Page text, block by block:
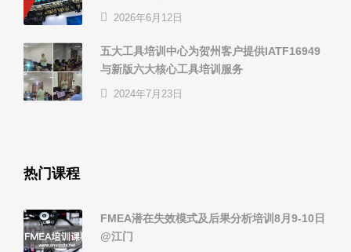
2026年6月12日
五大工具培训中心为贺州客户提供IATF16949
与新版六大核心工具培训服务
2024年7月23日
热门课程
FMEA潜在失效模式及后果分析培训8月9-10日
@江门